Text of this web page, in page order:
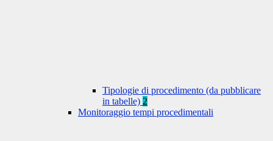
Tipologie di procedimento (da pubblicare
in tabelle) 2
Monitoraggio tempi procedimentali